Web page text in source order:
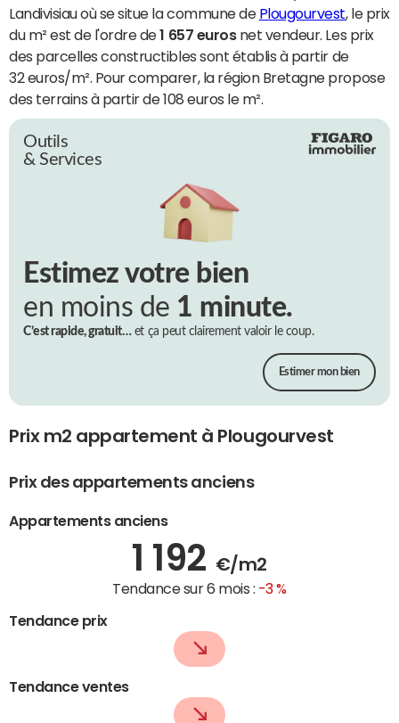
Landivisiau où se situe la commune de Plougourvest, le prix
du m² est de l'ordre de1 657 eurosnet vendeur. Les prix
des parcelles constructibles sont établis à partir de
32 euros/m². Pour comparer, la région Bretagne propose
des terrains à partir de 108 euros le m².
Outils
& Services
Estimez votre bien
en moins de 1 minute.
C’est rapide, gratuit…et ça peut clairement valoir le coup.
Estimer mon bien
Prix m2 appartement à Plougourvest
Prix des appartements anciens
Appartements anciens
1 192 €/m2
Tendance sur 6 mois : -3 %
Tendance prix
Tendance ventes